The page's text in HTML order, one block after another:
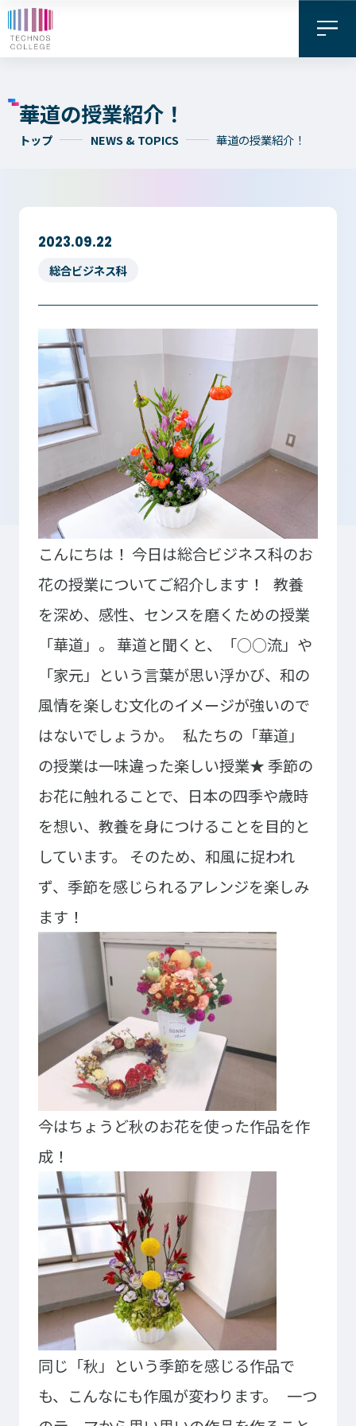
WEB出願 お問い合わせ
入学検討中の
皆さまへ
外国人留学生の
保護者の
皆さまへ
在学生の
皆さまへ
企業の
皆さまへ
地域の
皆さまへ
テクノスカレッジの学びの特長
卒後ビジョン
4つの学びのプラン
TECHNOSゼミ
学院のご紹介
建学の精神・学院長挨拶
教育方針
沿革（学院の歴史）
アクセス
動画で見るテクノスカレッ
学科一覧
WEBエントリー・WEB出願 情報公開・シラバス
東京工学院専門学校
コンサート・イベント科
映像メディア学科
ミュージック科
声優・演劇科
ゲームクリエーター科
アニメ・マンガ科
デザイン科
CGクリエーター科
スポーツビジネス科
こども科
建築学科
インテリアデザイン科
情報システム科
電気電子学科
航空学科
法律情報科
ビジネス情報科
公務員科
研究科
東京エアトラベル・ホテル専門学校
英語キャリア科
ブライダル科
エアラインサービス科
観光・ツーリズム科
鉄道交通科
大学併修学科/研究科
キャリア支援
卒業生の紹介 キャリアセンター
キャンパスライフ
華道の授業紹介！
トップ NEWS & TOPICS 華道の授業紹介！
2023.09.22
総合ビジネス科
こんにちは！ 今日は総合ビジネス科のお
花の授業についてご紹介します！
教養
を深め、感性、センスを磨くための授業
「華道」。
華道と聞くと、「○○流」や
「家元」という言葉が思い浮かび、和の
風情を楽しむ文化のイメージが強いので
はないでしょうか。
私たちの「華道」
の授業は一味違った楽しい授業★ 季節の
お花に触れることで、日本の四季や歳時
を想い、教養を身につけることを目的と
しています。
そのため、和風に捉われ
ず、季節を感じられるアレンジを楽しみ
ます！
今はちょうど秋のお花を使った作品を作
成！
同じ「秋」という季節を感じる作品で
も、こんなにも作風が変わります。
一つ